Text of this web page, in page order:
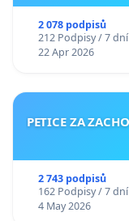
2 078 podpisů
212 Podpisy / 7 dní
22 Apr 2026
PETICE ZA
2 743 podpisů
162 Podpisy / 7 dní
4 May 2026